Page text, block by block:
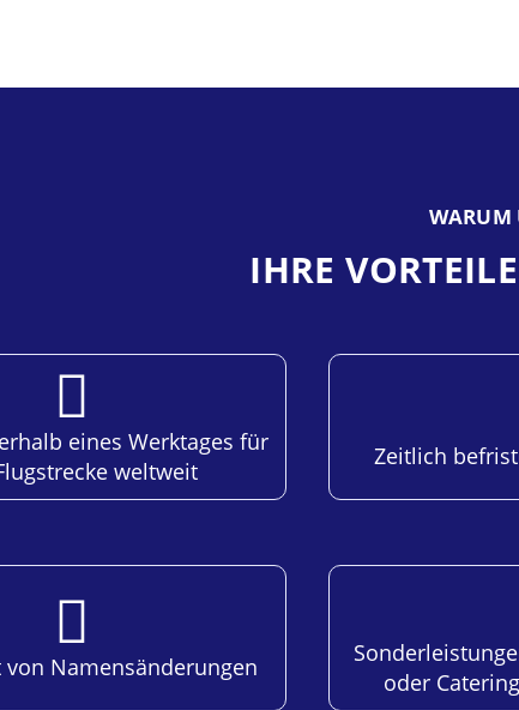
WARUM
IHRE
eines Werktages für
weltweit
Zeitlich
Namens­änderungen
oder